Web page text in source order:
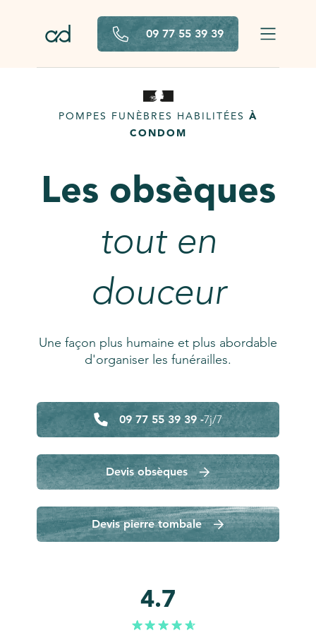
09 77 55 39 39
POMPES FUNÈBRES HABILITÉES À
CONDOM
Les obsèques
tout en
douceur
Une façon plus humaine et plus abordable
d'organiser les funérailles.
09 77 55 39 39 -7j/7
Devis obsèques
Devis pierre tombale
4.7